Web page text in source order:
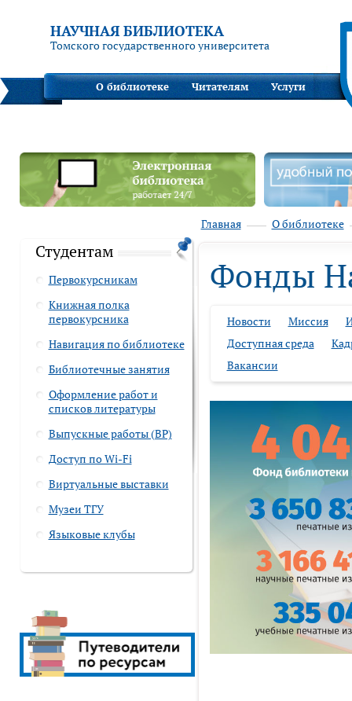
НАУЧНАЯ БИБЛИОТЕКА
Томского государственного университета
О библиотеке Читателям Услуги
Студентам
Первокурсникам
Книжная полка
первокурсника
Навигация по библиотеке
Библиотечные занятия
Оформление работ и
списков литературы
Выпускные работы (ВР)
Доступ по Wi-Fi
Виртуальные выставки
Музеи ТГУ
Языковые клубы
Главная О библиотеке
Фонды
Новости Миссия
Доступная среда
Вакансии